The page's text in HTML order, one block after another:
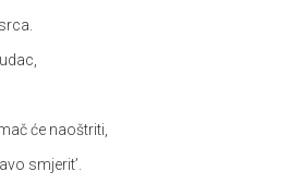
će naoštriti,
smjerit’.